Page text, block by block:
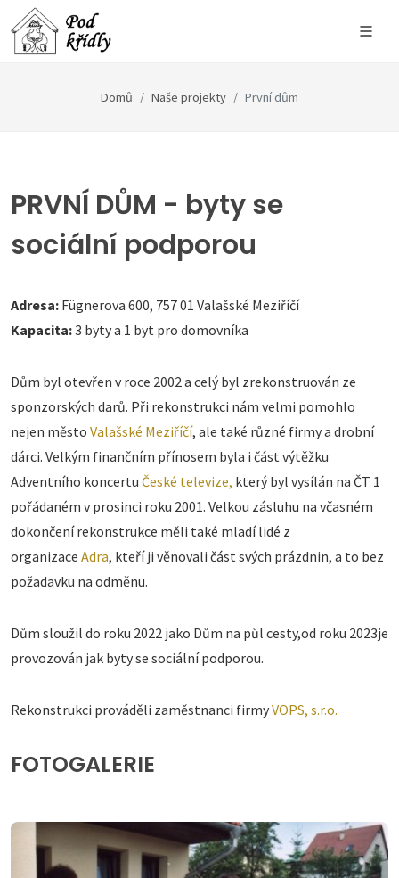
Domů Naše projekty První dům
PRVNÍ DŮM - byty se
sociální podporou
Adresa: Fügnerova 600, 757 01 Valašské Meziříčí
Kapacita:3 byty a 1 byt pro domovníka
Dům byl otevřen v roce 2002 a celý byl zrekonstruován ze
sponzorských darů. Při rekonstrukci nám velmi pomohlo
nejen město Valašské Meziříčí, ale také různé firmy a drobní
dárci. Velkým finančním přínosem byla i část výtěžku
Adventního koncertu České televize, který byl vysílán na ČT 1
pořádaném v prosinci roku 2001. Velkou zásluhu na včasném
dokončení rekonstrukce měli také mladí lidé z
organizace Adra, kteří ji věnovali část svých prázdnin, a to bez
požadavku na odměnu.
Dům sloužil do roku 2022 jako Dům na půl cesty,od roku 2023je
provozován jak byty se sociální podporou.
Rekonstrukci prováděli zaměstnanci firmyVOPS, s.r.o.
FOTOGALERIE